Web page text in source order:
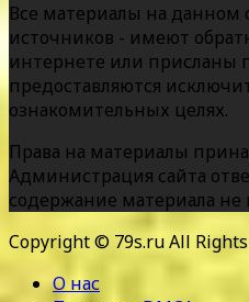
Все материалы на данном
источников - имеют
интернете или присланы
предоставляются
ознакомительных целях.
Права на материалы
Администрация сайта
содержание материала не
Copyright © 79s.ru All Rights
О нас